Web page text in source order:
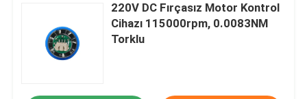
220V DC Fırçasız Motor Kontrol
Cihazı 115000rpm, 0.0083NM
Torklu